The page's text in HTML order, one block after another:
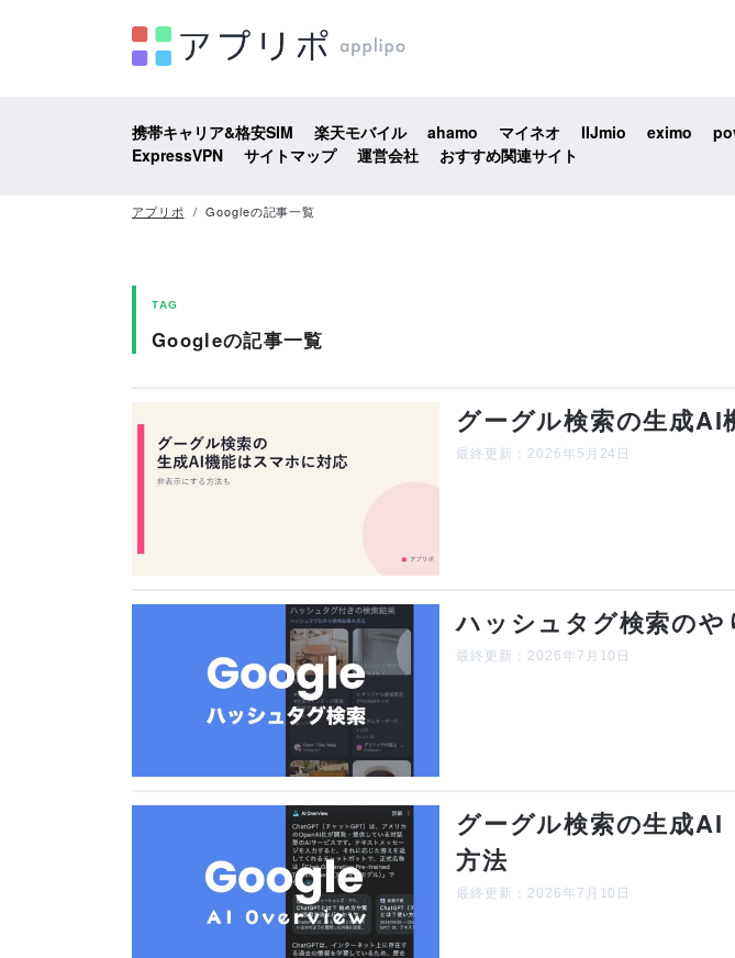
携帯キャリア&格安SIM 楽天モバイル ahamo マイネオ IIJmio eximo
ExpressVPN
サイトマップ 運営会社 おすすめ関連サイト
アプリポ Googleの記事一覧
TAG
Googleの記事一覧
グーグル検索の生成AI
最終更新：2026年5月24日
ハッシュタグ検索のや
最終更新：2026年7月10日
グーグル検索の生成
方法
最終更新：2026年7月10日